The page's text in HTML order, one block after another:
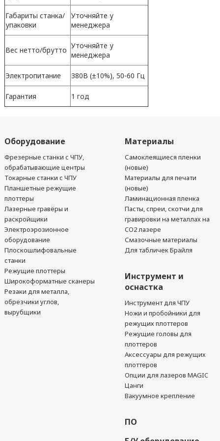
Габариты станка/
упаковки
Уточняйте у
менеджера
Вес нетто/брутто Уточняйте у
менеджера
Электропитание 380В (±10%), 50-60 Гц
Гарантия 1 год
Оборудование
Фрезерные станки с ЧПУ,
обрабатывающие центры
Токарные станки с ЧПУ
Планшетные режущие
плоттеры
Лазерные гравёры и
раскройщики
Электроэрозионное
оборудование
Плоскошлифовальные
станки
Режущие плоттеры
Широкоформатные сканеры
Резаки для металла,
обрезчики углов,
вырубщики
Материалы
Самоклеящиеся пленки
(новые)
Материалы для печати
(новые)
Ламинационная пленка
Пасты, спреи, скотчи для
гравировки на металлах на
CO2 лазере
Смазочные материалы
Для табличек Брайля
Инструмент и
оснастка
Инструмент для ЧПУ
Ножи и пробойники для
режущих плоттеров
Режущие головы для
плоттеров
Аксессуары для режущих
плоттеров
Опции для лазеров MAGIC
Цанги
Вакуумное крепление
ПО